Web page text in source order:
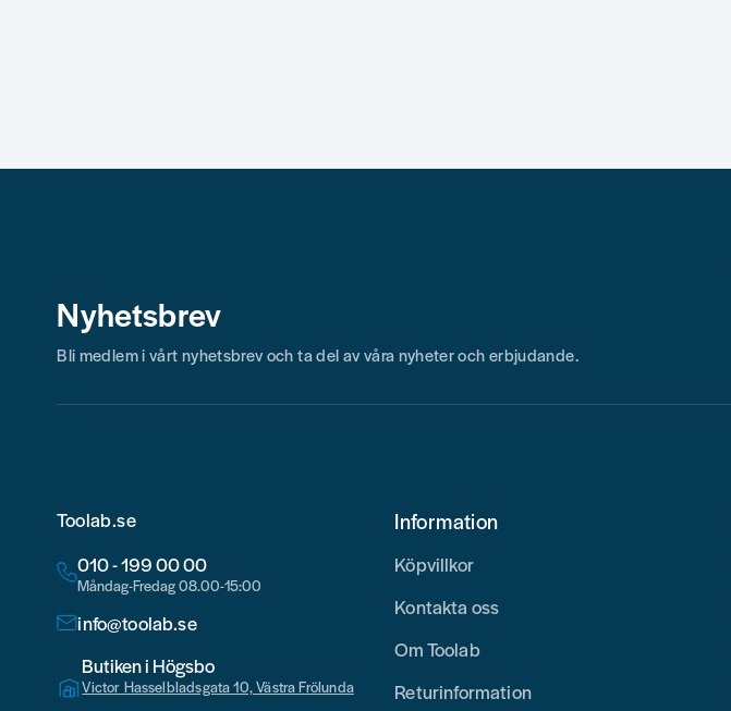
Nyhetsbrev
Bli medlem i vårt nyhetsbrev och ta del av våra nyheter och erbjudande.
Toolab.se
010 - 199 00 00
Måndag-Fredag 08.00-15:00
info@toolab.se
Butiken i Högsbo
Victor Hasselbladsgata 10, Västra Frölunda
Information
Köpvillkor
Kontakta oss
Om Toolab
Returinformation